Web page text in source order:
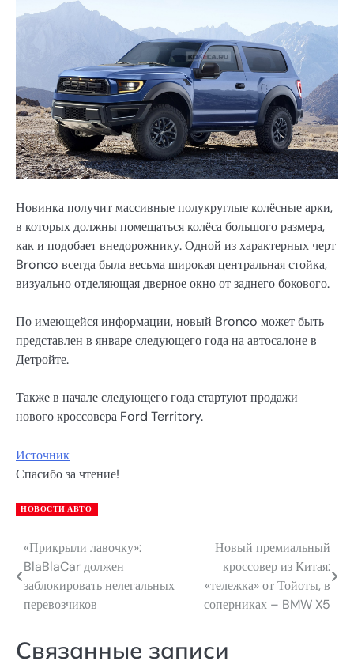
Новинка получит массивные полукруглые колёсные арки,
в которых должны помещаться колёса большого размера,
как и подобает внедорожнику. Одной из характерных черт
Bronco всегда была весьма широкая центральная стойка,
визуально отделяющая дверное окно от заднего бокового.
По имеющейся информации, новый Bronco может быть
представлен в январе следующего года на автосалоне в
Детройте.
Также в начале следующего года стартуют продажи
нового кроссовера Ford Territory.
Источник
Спасибо за чтение!
НОВОСТИ АВТО
Навигация
по
записям
«Прикрыли лавочку»:
BlaBlaCar должен
заблокировать нелегальных
перевозчиков
Новый премиальный
кроссовер из Китая:
«тележка» от Тойоты, в
соперниках – BMW X5
Связанные записи